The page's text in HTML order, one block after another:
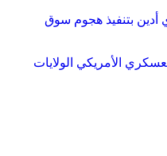
أدين بتنفيذ هجوم سوق
الأمريكي الولايات